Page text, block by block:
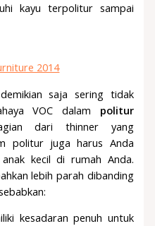
kayu terpolitur sampai
2014
saja sering tidak
VOC dalam politur
dari thinner yang
politur juga harus Anda
kecil di rumah Anda.
lebih parah dibanding
kesadaran penuh untuk